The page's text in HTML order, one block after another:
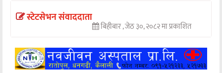
मनोरञ्जन
स्टेटसेभन संवाददाता
बिहीबार , जेठ ३०, २०८२ मा प्रकाशित